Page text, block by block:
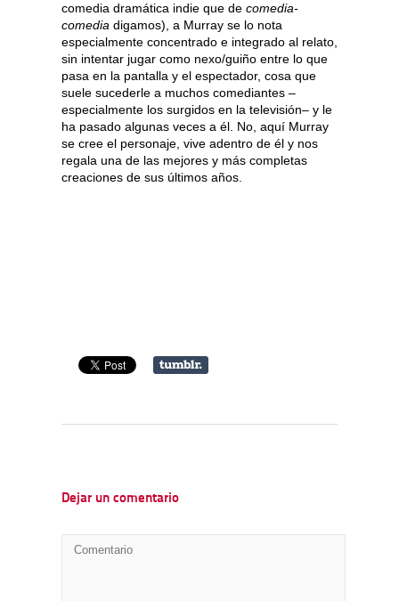
comedia dramática indie que de comedia-
comedia digamos), a Murray se lo nota
especialmente concentrado e integrado al relato,
sin intentar jugar como nexo/guiño entre lo que
pasa en la pantalla y el espectador, cosa que
suele sucederle a muchos comediantes –
especialmente los surgidos en la televisión– y le
ha pasado algunas veces a él. No, aquí Murray
se cree el personaje, vive adentro de él y nos
regala una de las mejores y más completas
creaciones de sus últimos años.
Dejar un comentario